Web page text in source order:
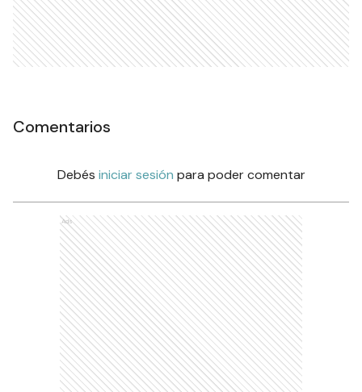
Comentarios
Debés iniciar sesión para poder comentar
Ads